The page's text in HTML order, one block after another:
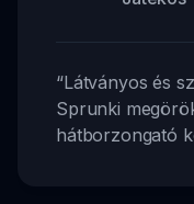
“Látványos és
Sprunki
hátborzongató